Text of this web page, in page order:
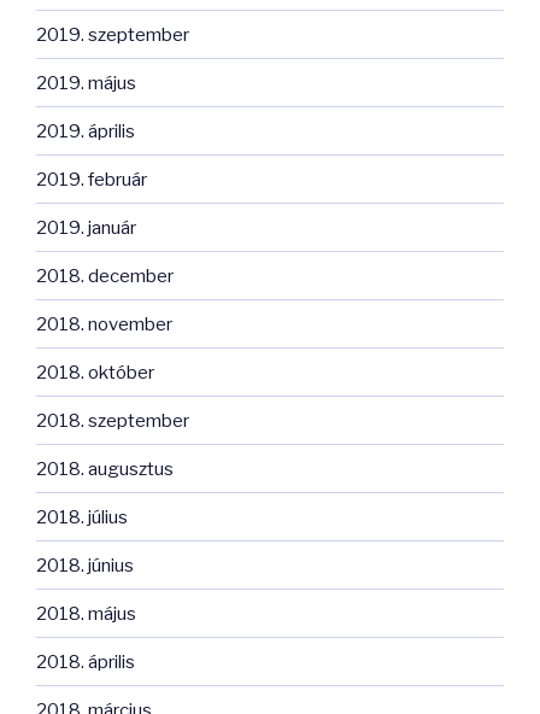
2019. szeptember
2019. május
2019. április
2019. február
2019. január
2018. december
2018. november
2018. október
2018. szeptember
2018. augusztus
2018. július
2018. június
2018. május
2018. április